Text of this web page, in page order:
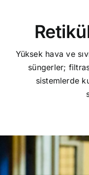
Yüksek hava ve
süngerler;
sistemlerde